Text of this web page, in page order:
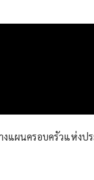
งแผนครอบครัวแห่งป